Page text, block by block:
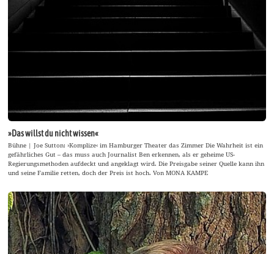
»Das willst du nicht wissen«
Bühne | Joe Sutton: ›Komplize‹ im Hamburger Theater das Zimmer Die Wahrheit ist ein
gefährliches Gut – das muss auch Journalist Ben erkennen, als er geheime US-
Regierungsmethoden aufdeckt und angeklagt wird. Die Preisgabe seiner Quelle kann ihn
und seine Familie retten, doch der Preis ist hoch. Von MONA KAMPE